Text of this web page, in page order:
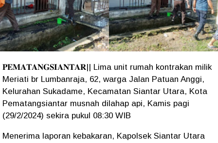
𝐏𝐄𝐌𝐀𝐓𝐀𝐍𝐆𝐒𝐈𝐀𝐍𝐓𝐀𝐑|| Lima unit rumah kontrakan milik
Meriati br Lumbanraja, 62, warga Jalan Patuan Anggi,
Kelurahan Sukadame, Kecamatan Siantar Utara, Kota
Pematangsiantar musnah dilahap api, Kamis pagi
(29/2/2024) sekira pukul 08:30 WIB
Menerima laporan kebakaran, Kapolsek Siantar Utara